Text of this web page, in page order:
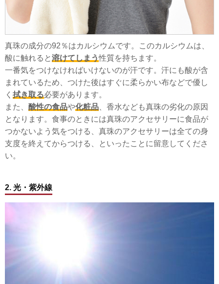
真珠の成分の92％はカルシウムです。このカルシウムは、
酸に触れると溶けてしまう性質を持ちます。
一番気をつけなければいけないのが汗です。汗にも酸が含
まれているため、つけた後はすぐに柔らかい布などで優し
く 拭き取る必要があります。
また、 酸性の食品や化粧品 香水なども真珠の劣化の原因
となります。食事のときには真珠のアクセサリーに食品が
つかないよう気をつける、真珠のアクセサリーは全ての身
支度を終えてからつける、といったことに留意してくださ
い。
2. 光・紫外線